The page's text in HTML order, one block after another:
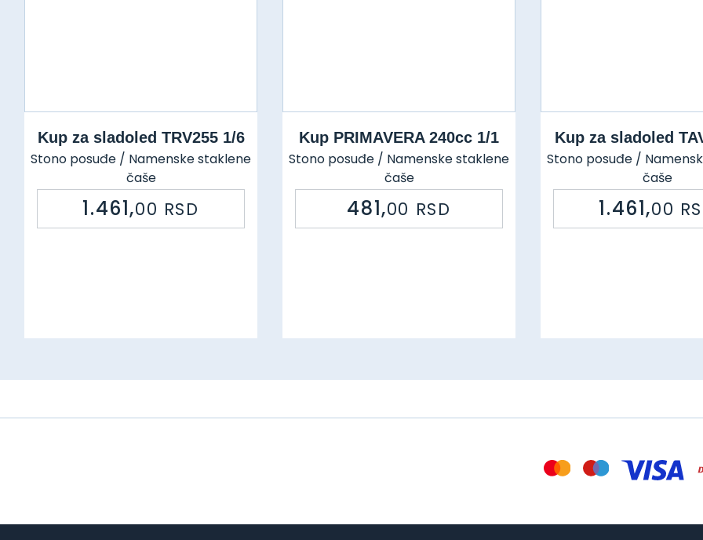
Kup za sladoled TRV255 1/6
Stono posuđe / Namenske staklene
čaše
1.461,00 RSD
Kup PRIMAVERA 240cc 1/1
Stono posuđe / Namenske staklene
čaše
481,00 RSD
Kup za sladoled
Stono posuđe /
čaše
1.461,00